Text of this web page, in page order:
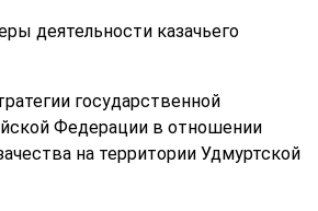
деятельности казачьего
государственной
Федерации в отношении
на территории Удмуртской